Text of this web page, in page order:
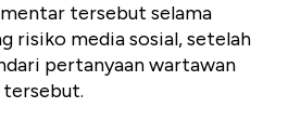
tersebut selama
risiko media sosial, setelah
pertanyaan wartawan
tersebut.